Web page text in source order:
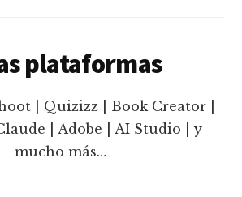
plataformas
| Quizizz | Book Creator |
| Adobe | AI Studio | y
mucho más…